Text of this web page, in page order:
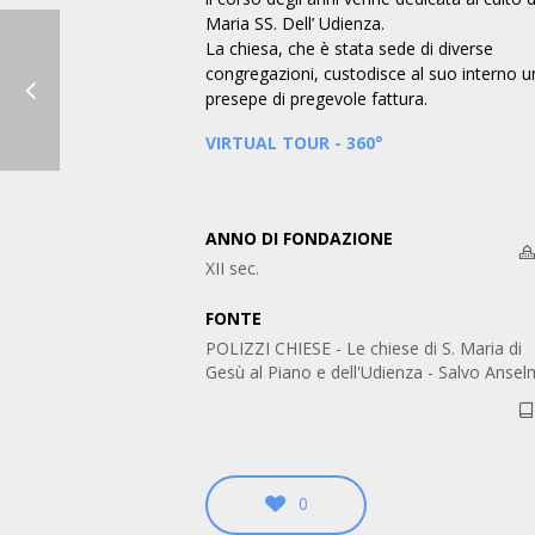
Chiesa di S. Gandolfo la Povera
Polizzi Generosa, XVII sec.
Chiesa di S.
Maria SS. Dell’ Udienza.
La chiesa, che è stata sede di diverse
congregazioni, custodisce al suo interno
presepe di pregevole fattura.
VIRTUAL TOUR - 360°
ANNO DI FONDAZIONE
XII sec.
FONTE
POLIZZI CHIESE - Le chiese di S. Maria di
Gesù al Piano e dell'Udienza - Salvo
0